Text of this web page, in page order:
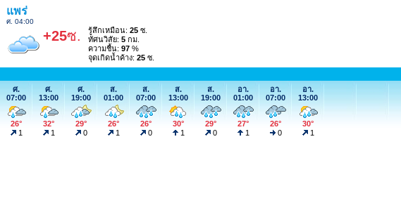
แพร่
ศ. 04:00
+25ซ. รู้สึกเหมือน: 25 ซ.
ทัศนวิสัย: 5 กม.
ความชื้น: 97 %
จุดเกิดน้ำค้าง: 25 ซ.
ศ.
07:00
26°
1
ศ.
13:00
32°
1
ศ.
19:00
29°
0
ส.
01:00
26°
1
ส.
07:00
26°
0
ส.
13:00
30°
1
ส.
19:00
29°
0
อา.
01:00
27°
1
อา.
07:00
26°
0
อา.
13:00
30°
1